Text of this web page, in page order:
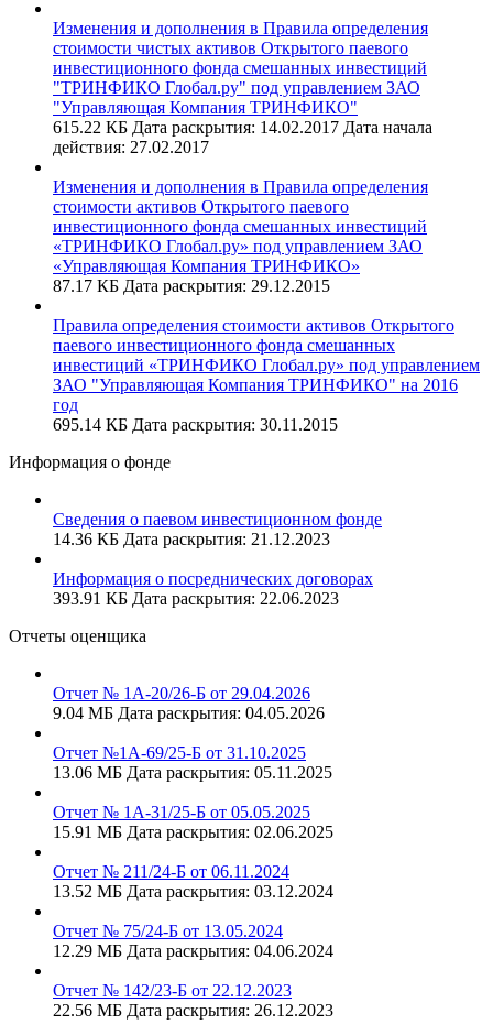
Изменения и дополнения в Правила определения
стоимости чистых активов Открытого паевого
инвестиционного фонда смешанных инвестиций
"ТРИНФИКО Глобал.ру" под управлением ЗАО
"Управляющая Компания ТРИНФИКО"
615.22 КБ Дата раскрытия: 14.02.2017 Дата начала
действия: 27.02.2017
Изменения и дополнения в Правила определения
стоимости активов Открытого паевого
инвестиционного фонда смешанных инвестиций
«ТРИНФИКО Глобал.ру» под управлением ЗАО
«Управляющая Компания ТРИНФИКО»
87.17 КБ Дата раскрытия: 29.12.2015
Правила определения стоимости активов Открытого
паевого инвестиционного фонда смешанных
инвестиций «ТРИНФИКО Глобал.ру» под управлением
ЗАО "Управляющая Компания ТРИНФИКО" на 2016
год
695.14 КБ Дата раскрытия: 30.11.2015
Информация о фонде
Сведения о паевом инвестиционном фонде
14.36 КБ Дата раскрытия: 21.12.2023
Информация о посреднических договорах
393.91 КБ Дата раскрытия: 22.06.2023
Отчеты оценщика
Отчет № 1А-20/26-Б от 29.04.2026
9.04 МБ Дата раскрытия: 04.05.2026
Отчет №1А-69/25-Б от 31.10.2025
13.06 МБ Дата раскрытия: 05.11.2025
Отчет № 1А-31/25-Б от 05.05.2025
15.91 МБ Дата раскрытия: 02.06.2025
Отчет № 211/24-Б от 06.11.2024
13.52 МБ Дата раскрытия: 03.12.2024
Отчет № 75/24-Б от 13.05.2024
12.29 МБ Дата раскрытия: 04.06.2024
Отчет № 142/23-Б от 22.12.2023
22.56 МБ Дата раскрытия: 26.12.2023